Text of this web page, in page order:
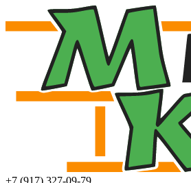
+7 (917) 327-09-79